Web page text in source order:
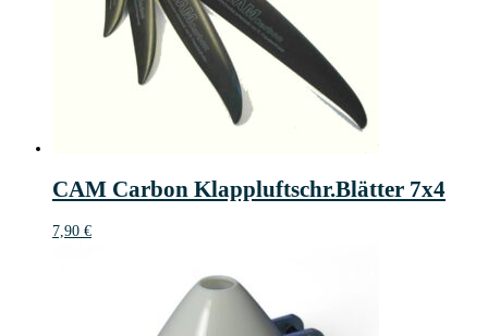
CAM Carbon Klappluftschr.Blätter 7x4
7,90 €